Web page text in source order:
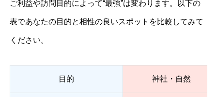
ご利益や訪問目的によって“最強”は変わります。以下の
表であなたの目的と相性の良いスポットを比較してみて
ください。
目的 神社・自然